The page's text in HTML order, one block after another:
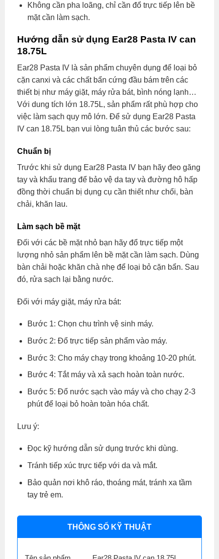
Không cần pha loãng, chỉ cần đổ trực tiếp lên bề
mặt cần làm sạch.
Hướng dẫn sử dụng Ear28 Pasta IV can
18.75L
Ear28 Pasta IV là sản phẩm chuyên dụng để loại bỏ
cặn canxi và các chất bẩn cứng đầu bám trên các
thiết bị như máy giặt, máy rửa bát, bình nóng lạnh…
Với dung tích lớn 18.75L, sản phẩm rất phù hợp cho
việc làm sạch quy mô lớn. Để sử dụng Ear28 Pasta
IV can 18.75L bạn vui lòng tuân thủ các bước sau:
Chuẩn bị
Trước khi sử dụng Ear28 Pasta IV bạn hãy đeo găng
tay và khẩu trang để bảo vệ da tay và đường hô hấp
đồng thời chuẩn bị dụng cụ cần thiết như chổi, bàn
chải, khăn lau.
Làm sạch bề mặt
Đối với các bề mặt nhỏ bạn hãy đổ trực tiếp một
lượng nhỏ sản phẩm lên bề mặt cần làm sạch. Dùng
bàn chải hoặc khăn chà nhẹ để loại bỏ cặn bẩn. Sau
đó, rửa sạch lại bằng nước.
Đối với máy giặt, máy rửa bát:
Bước 1: Chọn chu trình vệ sinh máy.
Bước 2: Đổ trực tiếp sản phẩm vào máy.
Bước 3: Cho máy chạy trong khoảng 10-20 phút.
Bước 4: Tắt máy và xả sạch hoàn toàn nước.
Bước 5: Đổ nước sạch vào máy và cho chạy 2-3
phút để loại bỏ hoàn toàn hóa chất.
Lưu ý:
Đọc kỹ hướng dẫn sử dụng trước khi dùng.
Tránh tiếp xúc trực tiếp với da và mắt.
Bảo quản nơi khô ráo, thoáng mát, tránh xa tầm
tay trẻ em.
THÔNG SỐ KỸ THUẬT